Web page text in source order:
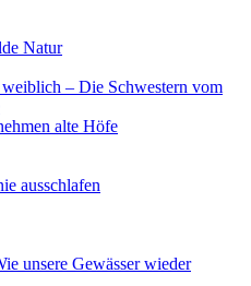
Natur
– Die Schwestern vom
alte Höfe
ausschlafen
unsere Gewässer wieder